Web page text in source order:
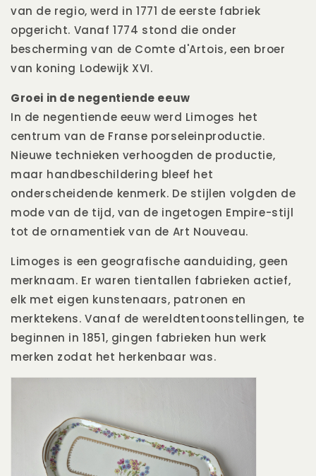
van de regio, werd in 1771 de eerste fabriek
opgericht. Vanaf 1774 stond die onder
bescherming van de Comte d'Artois, een broer
van koning Lodewijk XVI.
Groei in de negentiende eeuw
In de negentiende eeuw werd Limoges het
centrum van de Franse porseleinproductie.
Nieuwe technieken verhoogden de productie,
maar handbeschildering bleef het
onderscheidende kenmerk. De stijlen volgden de
mode van de tijd, van de ingetogen Empire-stijl
tot de ornamentiek van de Art Nouveau.
Limoges is een geografische aanduiding, geen
merknaam. Er waren tientallen fabrieken actief,
elk met eigen kunstenaars, patronen en
merktekens. Vanaf de wereldtentoonstellingen, te
beginnen in 1851, gingen fabrieken hun werk
merken zodat het herkenbaar was.